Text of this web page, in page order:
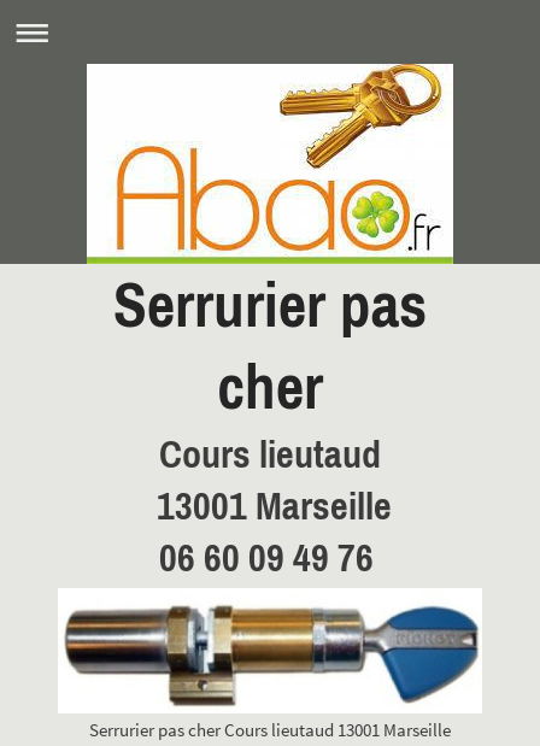
Serrurier pas
cher
Cours lieutaud
13001 Marseille
06 60 09 49 76
Serrurier pas cher Cours lieutaud 13001 Marseille